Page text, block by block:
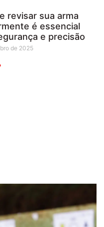
revisar sua arma
é essencial
e precisão
de 2025